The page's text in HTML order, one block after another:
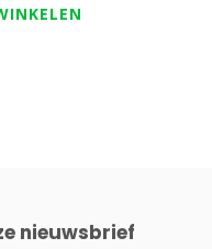
nieuwsbrief